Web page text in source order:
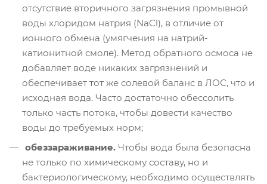
отсутствие вторичного загрязнения промывной
воды хлоридом натрия (NaCl), в отличие от
ионного обмена (умягчения на натрий-
катионитной смоле). Метод обратного осмоса не
добавляет воде никаких загрязнений и
обеспечивает тот же солевой баланс в ЛОС, что и
исходная вода. Часто достаточно обессолить
только часть потока, чтобы довести качество
воды до требуемых норм;
обеззараживание. Чтобы вода была безопасна
не только по химическому составу, но и
бактериологическому, необходимо осуществлять